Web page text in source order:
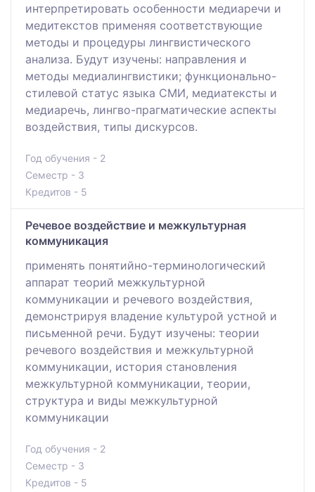
интерпретировать особенности медиаречи и
медитекстов применяя соответствующие
методы и процедуры лингвистического
анализа. Будут изучены: направления и
методы медиалингвистики; функционально-
стилевой статус языка СМИ, медиатексты и
медиаречь, лингво-прагматические аспекты
воздействия, типы дискурсов.
Год обучения - 2
Семестр - 3
Кредитов - 5
Речевое воздействие и межкультурная
коммуникация
применять понятийно-терминологический
аппарат теорий межкультурной
коммуникации и речевого воздействия,
демонстрируя владение культурой устной и
письменной речи. Будут изучены: теории
речевого воздействия и межкультурной
коммуникации, история становления
межкультурной коммуникации, теории,
структура и виды межкультурной
коммуникации
Год обучения - 2
Семестр - 3
Кредитов - 5